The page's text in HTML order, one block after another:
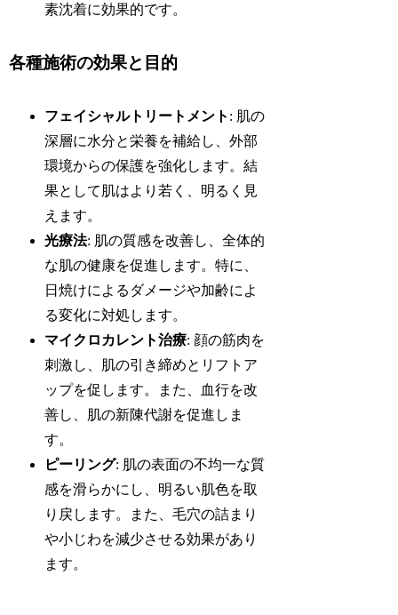
素沈着に効果的です。
各種施術の効果と目的
フェイシャルトリートメント : 肌の
深層に水分と栄養を補給し、外部
環境からの保護を強化します。結
果として肌はより若く、明るく見
えます。
光療法: 肌の質感を改善し、全体的
な肌の健康を促進します。特に、
日焼けによるダメージや加齢によ
る変化に対処します。
マイクロカレント治療: 顔の筋肉を
刺激し、肌の引き締めとリフトア
ップを促します。また、血行を改
善し、肌の新陳代謝を促進しま
す。
ピーリング: 肌の表面の不均一な質
感を滑らかにし、明るい肌色を取
り戻します。また、毛穴の詰まり
や小じわを減少させる効果があり
ます。